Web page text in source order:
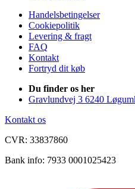
Handelsbetingelser
Cookiepolitik
Levering & fragt
FAQ
Kontakt
Fortryd dit køb
Du finder os her
Gravlundvej 3 6240
Kontakt os
CVR: 33837860
Bank info: 7933 0001025423